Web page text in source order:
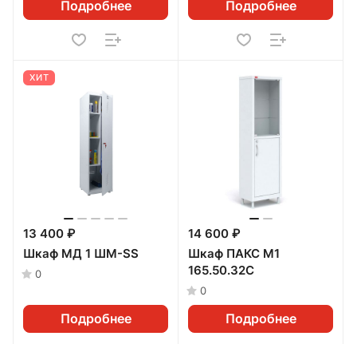
Подробнее Подробнее
ХИТ
13 400 ₽
Шкаф МД 1 ШМ-SS
0
Подробнее
14 600 ₽
Шкаф ПАКС М1
165.50.32С
0
Подробнее